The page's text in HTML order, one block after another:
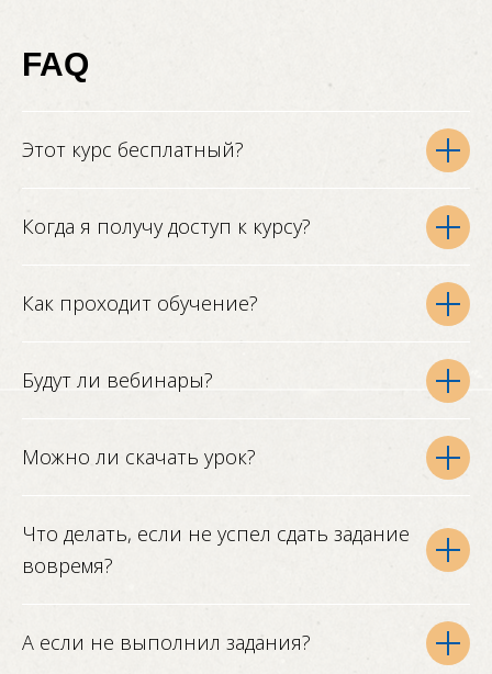
FAQ
Этот курс бесплатный?
Когда я получу доступ к курсу?
Как проходит обучение?
Будут ли вебинары?
Можно ли скачать урок?
Что делать, если не успел сдать задание
вовремя?
А если не выполнил задания?